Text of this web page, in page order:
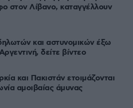
στον Λίβανο, καταγγέλλουν
και αστυνομικών έξω
δείτε βίντεο
και Πακιστάν ετοιμάζονται
αμοιβαίας άμυνας